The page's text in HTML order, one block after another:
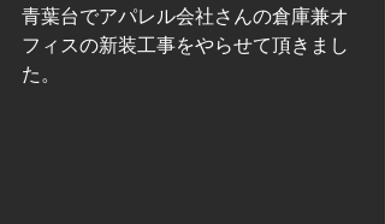
青葉台でアパレル会社さんの倉庫兼オ
フィスの新装工事をやらせて頂きまし
た。